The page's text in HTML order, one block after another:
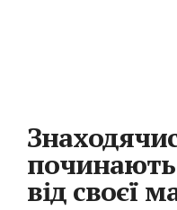
від своєї